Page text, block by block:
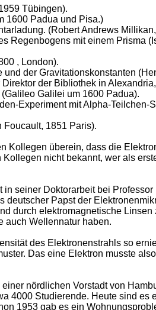
Tübingen).
1600 Padua und Pisa.)
(Robert Andrews
Regenbogens mit einem Prisma
, London).
der Gravitationskonstanten
der Bibliothek in
Galilei um 1600 Padua).
Experiment mit Alpha-Teilchen-
Foucault, 1851 Paris).
Kollegen überein, dass die
nicht bekannt, wer als
seiner Doktorarbeit bei
Papst der
durch elektromagnetische
auch Wellennatur haben.
des Elektronenstrahls so
Das eine Elektron musste
nördlichen Vorstadt von
4000 Studierende. Heute sind es
1953 gab es ein